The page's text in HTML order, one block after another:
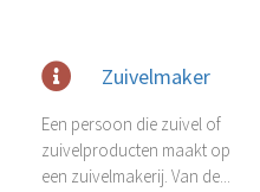
Zuivelmaker
Een persoon die zuivel of
zuivelproducten maakt op
een zuivelmakerij. Van de...